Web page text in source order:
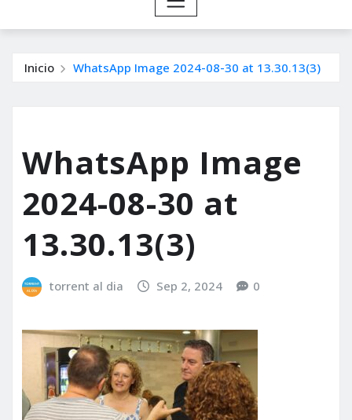
Inicio WhatsApp Image 2024-08-30 at 13.30.13(3)
WhatsApp Image
2024-08-30 at
13.30.13(3)
torrent al dia Sep 2, 2024 0